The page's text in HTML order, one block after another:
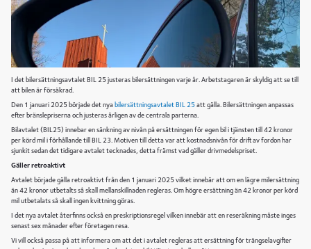
I det bilersättningsavtalet BIL 25 justeras bilersättningen varje år. Arbetstagaren är skyldig att se till
att bilen är försäkrad.
Den 1 januari 2025 började det nya bilersättningsavtalet BIL 25att gälla. Bilersättningen anpassas
efter bränslepriserna och justeras årligen av de centrala parterna.
Bilavtalet (BIL25) innebar en sänkning av nivån på ersättningen för egen bil i tjänsten till 42 kronor
per körd mil i förhållande till BIL 23. Motiven till detta var att kostnadsnivån för drift av fordon har
sjunkit sedan det tidigare avtalet tecknades, detta främst vad gäller drivmedelspriset.
Gäller retroaktivt
Avtalet började gälla retroaktivt från den 1 januari 2025 vilket innebär att om en lägre milersättning
än 42 kronor utbetalts så skall mellanskillnaden regleras. Om högre ersättning än 42 kronor per körd
mil utbetalats så skall ingen kvittning göras.
I det nya avtalet återfinns också en preskriptionsregel vilken innebär att en reseräkning måste inges
senast sex månader efter företagen resa.
Vi vill också passa på att informera om att det i avtalet regleras att ersättning för trängselavgifter